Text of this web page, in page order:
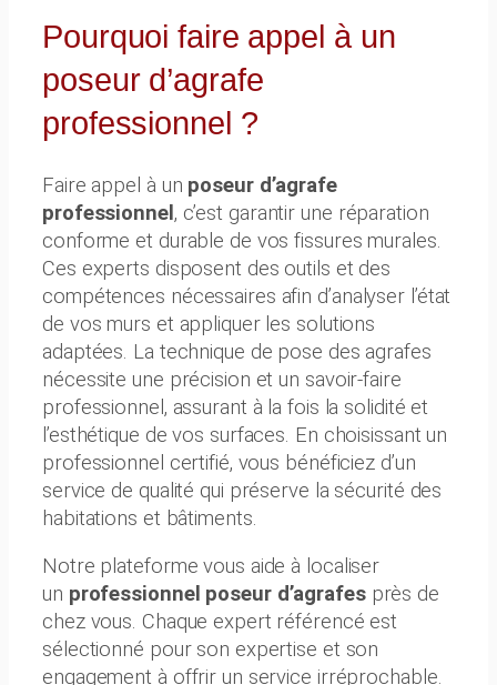
Pourquoi faire appel à un
poseur d’agrafe
professionnel ?
Faire appel à un poseur d’agrafe
professionnel , c’est garantir une réparation
conforme et durable de vos fissures murales.
Ces experts disposent des outils et des
compétences nécessaires afin d’analyser l’état
de vos murs et appliquer les solutions
adaptées. La technique de pose des agrafes
nécessite une précision et un savoir-faire
professionnel, assurant à la fois la solidité et
l’esthétique de vos surfaces. En choisissant un
professionnel certifié, vous bénéficiez d’un
service de qualité qui préserve la sécurité des
habitations et bâtiments.
Notre plateforme vous aide à localiser
un professionnel poseur d’agrafesprès de
chez vous. Chaque expert référencé est
sélectionné pour son expertise et son
engagement à offrir un service irréprochable.